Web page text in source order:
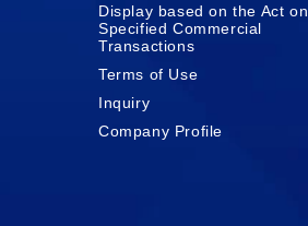
Display based on the Act on
Specified Commercial
Transactions
Terms of Use
Inquiry
Company Profile